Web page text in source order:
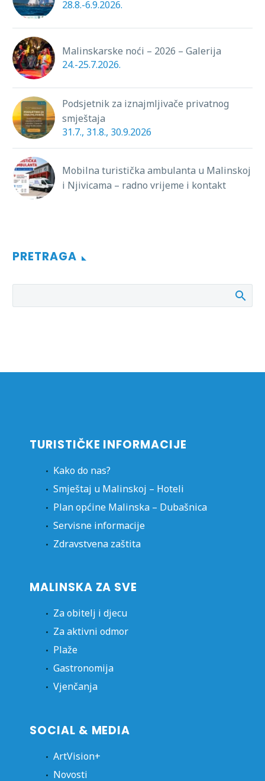
28.8.-6.9.2026.
Malinskarske noći – 2026 – Galerija
24.-25.7.2026.
Podsjetnik za iznajmljivače privatnog
smještaja
31.7., 31.8., 30.9.2026
Mobilna turistička ambulanta u Malinskoj
i Njivicama – radno vrijeme i kontakt
PRETRAGA
TURISTIČKE INFORMACIJE
Kako do nas?
Smještaj u Malinskoj – Hoteli
Plan općine Malinska – Dubašnica
Servisne informacije
Zdravstvena zaštita
MALINSKA ZA SVE
Za obitelj i djecu
Za aktivni odmor
Plaže
Gastronomija
Vjenčanja
SOCIAL & MEDIA
ArtVision+
Novosti